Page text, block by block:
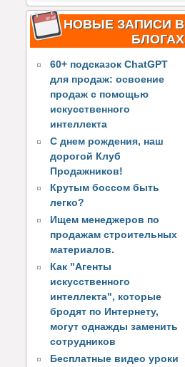
НОВЫЕ ЗАПИСИ В
БЛОГАХ
60+ подсказок ChatGPT
для продаж: освоение
продаж с помощью
искусственного
интеллекта
С днем рождения, наш
дорогой Клуб
Продажников!
Крутым боссом быть
легко?
Ищем менеджеров по
продажам строительных
материалов.
Как "Агенты
искусственного
интеллекта", которые
бродят по Интернету,
могут однажды заменить
сотрудников
Бесплатные видео уроки